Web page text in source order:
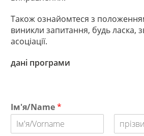
Також ознайомтеся з
виникли запитання, будь ласка,
асоціації.
дані програми
Ім'я/Name*